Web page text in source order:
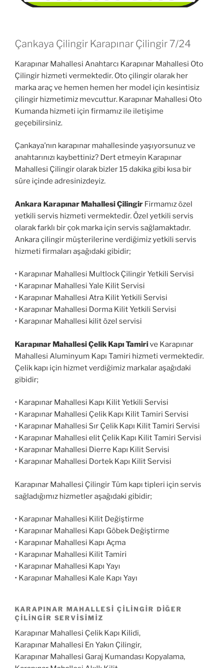
Çankaya Çilingir Karapınar Çilingir 7/24
Karapınar Mahallesi Anahtarcı Karapınar Mahallesi Oto
Çilingir hizmeti vermektedir. Oto çilingir olarak her
marka araç ve hemen hemen her model için kesintisiz
çilingir hizmetimiz mevcuttur. Karapınar Mahallesi Oto
Kumanda hizmeti için firmamız ile iletişime
geçebilirsiniz.
Çankaya’nın karapınar mahallesinde yaşıyorsunuz ve
anahtarınızı kaybettiniz? Dert etmeyin Karapınar
Mahallesi Çilingir olarak bizler 15 dakika gibi kısa bir
süre içinde adresinizdeyiz.
Ankara Karapınar Mahallesi Çilingir Firmamız özel
yetkili servis hizmeti vermektedir. Özel yetkili servis
olarak farklı bir çok marka için servis sağlamaktadır.
Ankara çilingir müşterilerine verdiğimiz yetkili servis
hizmeti firmaları aşağıdaki gibidir;
• Karapınar Mahallesi Multlock Çilingir Yetkili Servisi
• Karapınar Mahallesi Yale Kilit Servisi
• Karapınar Mahallesi Atra Kilit Yetkili Servisi
• Karapınar Mahallesi Dorma Kilit Yetkili Servisi
• Karapınar Mahallesi kilit özel servisi
Karapınar Mahallesi Çelik Kapı Tamirive Karapınar
Mahallesi Aluminyum Kapı Tamiri hizmeti vermektedir.
Çelik kapı için hizmet verdiğimiz markalar aşağıdaki
gibidir;
• Karapınar Mahallesi Kapı Kilit Yetkili Servisi
• Karapınar Mahallesi Çelik Kapı Kilit Tamiri Servisi
• Karapınar Mahallesi Sır Çelik Kapı Kilit Tamiri Servisi
• Karapınar Mahallesi elit Çelik Kapı Kilit Tamiri Servisi
• Karapınar Mahallesi Dierre Kapı Kilit Servisi
• Karapınar Mahallesi Dortek Kapı Kilit Servisi
Karapınar Mahallesi Çilingir Tüm kapı tipleri için servis
sağladığımız hizmetler aşağıdaki gibidir;
• Karapınar Mahallesi Kilit Değiştirme
• Karapınar Mahallesi Kapı Göbek Değiştirme
• Karapınar Mahallesi Kapı Açma
• Karapınar Mahallesi Kilit Tamiri
• Karapınar Mahallesi Kapı Yayı
• Karapınar Mahallesi Kale Kapı Yayı
KARAPINAR MAHALLESI ÇILINGIR DIĞER
ÇILINGIR SERVISIMIZ
Karapınar Mahallesi Çelik Kapı Kilidi,
Karapınar Mahallesi En Yakın Çilingir,
Karapınar Mahallesi Garaj Kumandası Kopyalama,